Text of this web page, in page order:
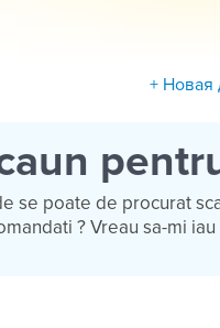
+ Новая
se poate de procurat
? Vreau sa-mi